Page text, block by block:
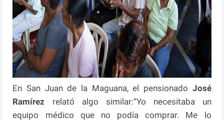
En San Juan de la Maguana, el pensionado José
Ramírez relató algo similar:“Yo necesitaba un
equipo médico que no podía comprar. Me lo